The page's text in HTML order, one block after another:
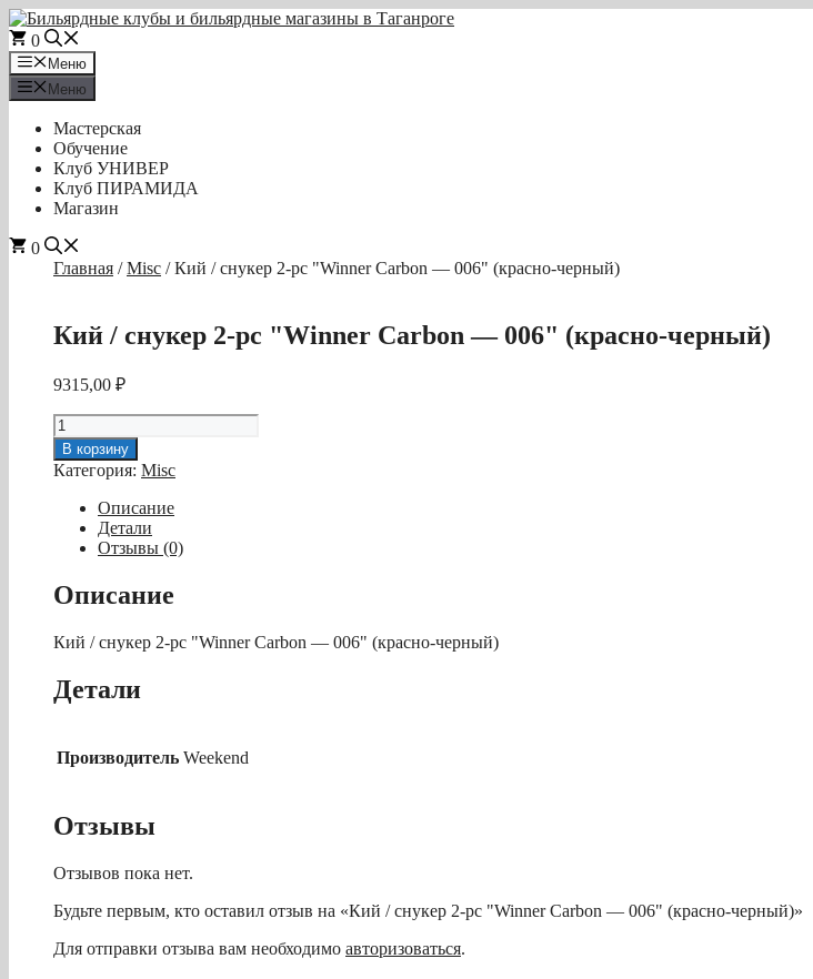
Перейти
к
содержимому
0
Меню
Меню
Мастерская
Обучение
Клуб УНИВЕР
Клуб ПИРАМИДА
Магазин
0
Главная /Misc / Кий / снукер 2-pc "Winner Carbon — 006" (красно-черный)
Кий / снукер 2-pc "Winner Carbon — 006" (красно-черный)
9315,00 ₽
Количество
товара
Кий
снукер
Carbon
-
(красно-
В корзину
Категория: Misc
Описание
Детали
Отзывы (0)
Описание
Кий / снукер 2-pc "Winner Carbon — 006" (красно-черный)
Детали
Производитель Weekend
Отзывы
Отзывов пока нет.
Будьте первым, кто оставил отзыв на «Кий / снукер 2-pc "Winner Carbon — 006" (красно-черный)»
Для отправки отзыва вам необходимо авторизоваться.